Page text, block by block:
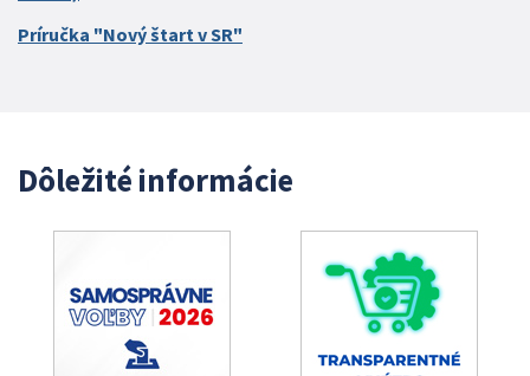
Príručka "Nový štart v SR"
Dôležité informácie